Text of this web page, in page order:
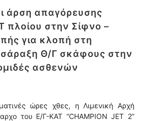
άρση απαγόρευσης
πλοίου στην Σίφνο –
για κλοπή στη
Θ/Γ σκάφους στην
ασθενών
ώρες χθες, η Λιμενική Αρχή
του Ε/Γ-ΚΑΤ “CHAMPION JET 2”